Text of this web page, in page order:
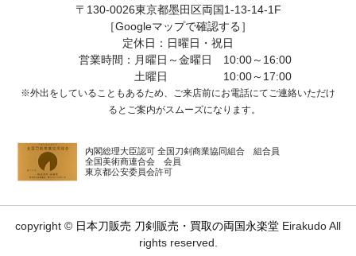
〒130-0026東京都墨田区両国1-13-14-1F
［Googleマップで確認する］
定休日：日曜日・祝日
営業時間：月曜日～金曜日 10:00～16:00
土曜日 10:00～17:00
※外出をしていることもあるため、ご来店前にお電話にてご連絡いただけ
ると ご案内がスムーズになります。
内閣総理大臣認可 全国刀剣商業協同組合 組合員
全国美術商連合会 会員
東京都公安委員会許可
copyright © 日本刀販売 刀剣販売・買取の両国永楽堂 Eirakudo All
rights reserved.